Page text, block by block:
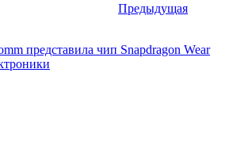
Предыдущая
представила чип Snapdragon Wear